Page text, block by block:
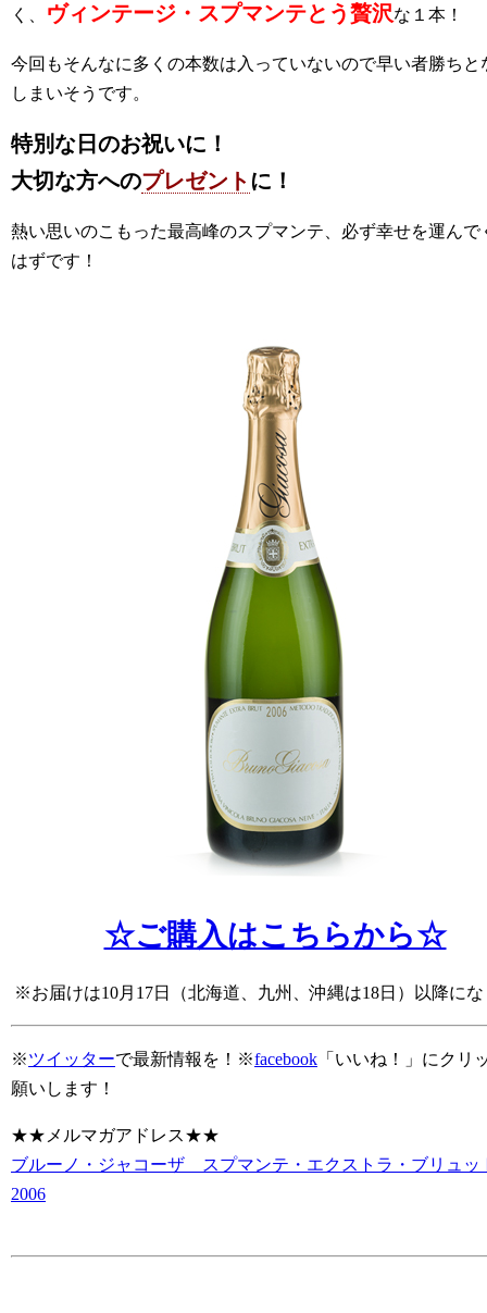
く、
ヴィンテージ・スプマンテとう贅沢な１本！
今回もそんなに多くの本数は入っていないので早い者勝ちと
しまいそうです。
特別な日のお祝いに！
大切な方へのプレゼント に！
熱い思いのこもった最高峰のスプマンテ、必ず幸せを運んで
はずです！
☆ご購入はこちらから☆
※お届けは10月17日（北海道、九州、沖縄は18日）以降に
※ツイッターで最新情報を！※facebook 「いいね！」にクリ
願いします！
★★メルマガアドレス★★
ブルーノ・ジャコーザ スプマンテ・エクストラ・ブリュ
2006